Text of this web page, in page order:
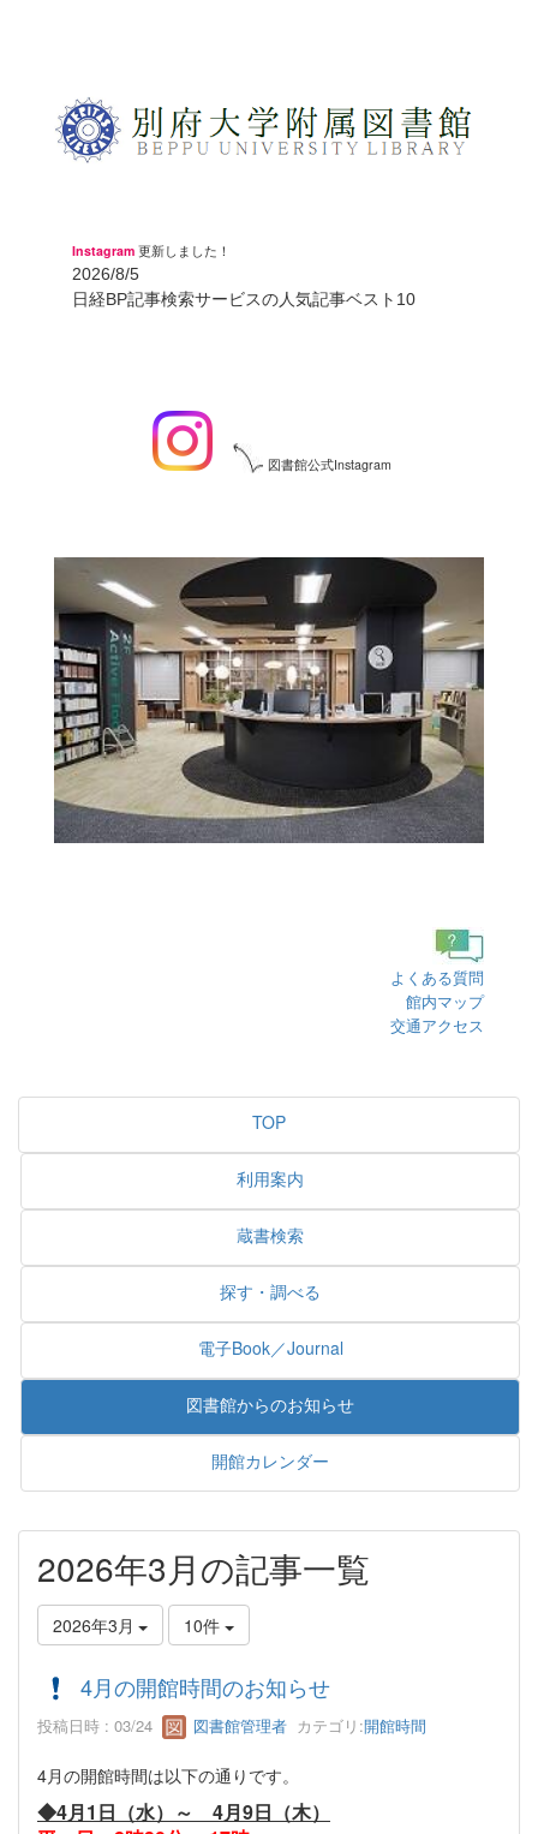
Instagram 更新しました！
2026/8/5
日経BP記事検索サービスの人気記事ベスト10
図書館公式Instagram
よくある質問
館内マップ
交通アクセス
TOP
利用案内
蔵書検索
探す・調べる
電子Book／Journal
図書館からのお知らせ
開館カレンダー
2026年3月の記事一覧
2026年3月 10件
4月の開館時間のお知らせ
投稿日時 : 03/24 図書館管理者 カテゴリ:開館時間
4月の開館時間は以下の通りです。
◆4月1日（水）～ 4月9日（木）